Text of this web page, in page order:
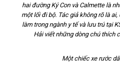
hai đường Ký Con và Calmette là
một lối đi bộ. Tác giả không rõ là
làm trong ngành y tế và lưu trú tại
Hải viết những dòng chú thích
Một chiếc xe rước